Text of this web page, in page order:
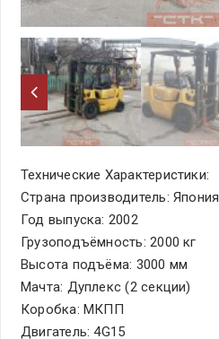
Технические Характеристики:
Страна производитель: Япония
Год выпуска: 2002
Грузоподъёмность: 2000 кг
Высота подъёма: 3000 мм
Мачта: Дуплекс (2 секции)
Коробка: МКПП
Двигатель: 4G15